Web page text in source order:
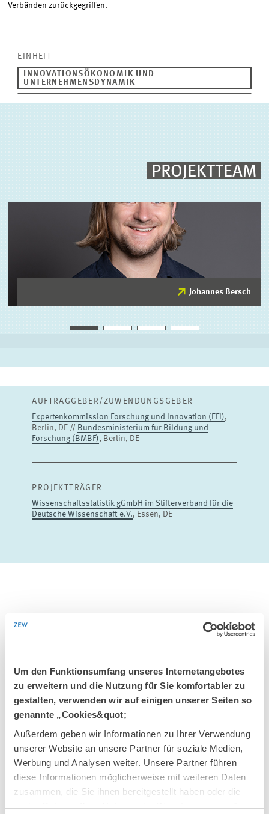
Um den Funktionsumfang unseres Internetangebotes
zu erweitern und die Nutzung für Sie komfortabler zu
gestalten, verwenden wir auf einigen unserer Seiten so
genannte „Cookies&quot;
Außerdem geben wir Informationen zu Ihrer Verwendung
unserer Website an unsere Partner für soziale Medien,
Werbung und Analysen weiter. Unsere Partner führen
diese Informationen möglicherweise mit weiteren Daten
zusammen, die Sie ihnen bereitgestellt haben oder die
sie im Rahmen Ihrer Nutzung der Dienste gesammelt
Verbänden zurückgegriffen.
EINHEIT
INNOVATIONSÖKONOMIK UND
UNTERNEHMENSDYNAMIK
PROJEKTTEAM
Johannes Bersch
Johannes Bersch
AUFTRAGGEBER/ZUWENDUNGSGEBER
Expertenkommission Forschung und Innovation (EFI),
Berlin, DE // Bundesministerium für Bildung und
Forschung (BMBF), Berlin, DE
PROJEKTTRÄGER
Wissenschaftsstatistik gGmbH im Stifterverband für die
Deutsche Wissenschaft e.V., Essen, DE
AUSGEWÄHLTE PUBLIKATIONEN
DISCUSSION PAPERS UND WORKING PAPERS
Unternehmensdynamik in der
Wissenswirtschaft in Deutschland 2020.
Gründungen und Schließungen von
Unternehmen, Gründungsdynamik in den